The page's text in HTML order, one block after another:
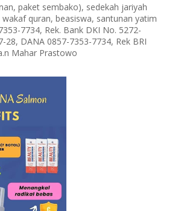
paket sembako), sedekah jariyah
quran, beasiswa, santunan yatim
7734, Rek. Bank DKI No. 5272-
28, DANA 0857-7353-7734, Rek BRI
Mahar Prastowo